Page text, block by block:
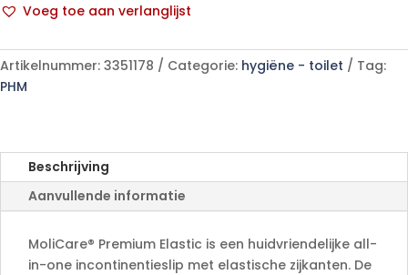
14
aantal
Voeg toe aan verlanglijst
l
t
e
a
t
Artikelnummer: 3351178 Categorie: hygiëne - toilet
Tag:
PHM
Beschrijving
Aanvullende informatie
MoliCare® Premium Elastic is een huidvriendelijke all-
in-one incontinentieslip met elastische zijkanten. De